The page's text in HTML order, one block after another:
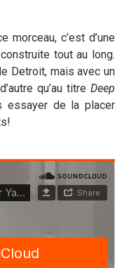
morceau, c’est d’une
tout au long.
Detroit, mais avec un
qu’au titre Deep
essayer de la placer